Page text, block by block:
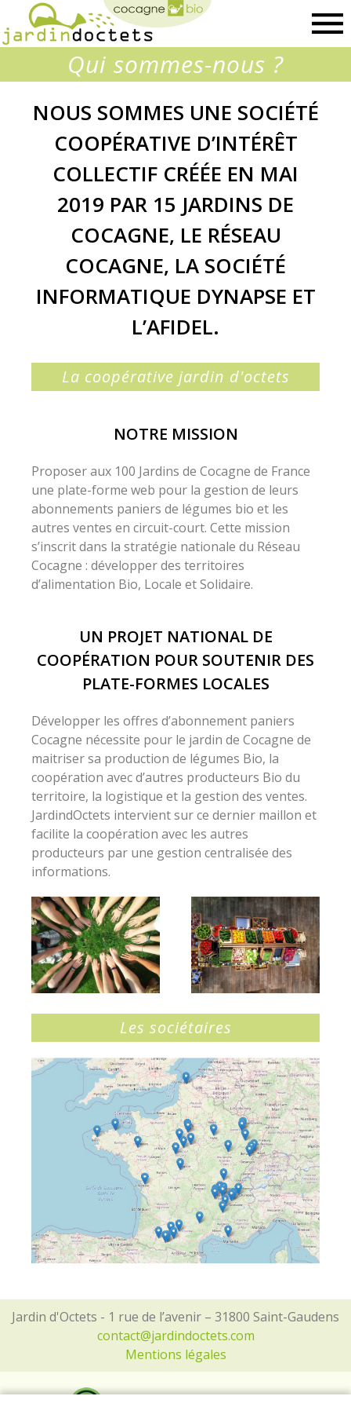
Qui sommes-nous ?
NOUS SOMMES UNE SOCIÉTÉ
COOPÉRATIVE D’INTÉRÊT
COLLECTIF CRÉÉE EN MAI
2019 PAR 15 JARDINS DE
COCAGNE, LE RÉSEAU
COCAGNE, LA SOCIÉTÉ
INFORMATIQUE DYNAPSE ET
L’AFIDEL.
La coopérative jardin d'octets
NOTRE MISSION
Proposer aux 100 Jardins de Cocagne de France
une plate-forme web pour la gestion de leurs
abonnements paniers de légumes bio et les
autres ventes en circuit-court. Cette mission
s’inscrit dans la stratégie nationale du Réseau
Cocagne : développer des territoires
d’alimentation Bio, Locale et Solidaire.
UN PROJET NATIONAL DE
COOPÉRATION POUR SOUTENIR DES
PLATE-FORMES LOCALES
Développer les offres d’abonnement paniers
Cocagne nécessite pour le jardin de Cocagne de
maitriser sa production de légumes Bio, la
coopération avec d’autres producteurs Bio du
territoire, la logistique et la gestion des ventes.
JardindOctets intervient sur ce dernier maillon et
facilite la coopération avec les autres
producteurs par une gestion centralisée des
informations.
Les sociétaires
Jardin d'Octets - 1 rue de l’avenir – 31800 Saint-Gaudens
contact@jardindoctets.com
Mentions légales